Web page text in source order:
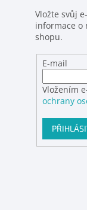
Vložte svůj
informace o
shopu.
E-mail
Vložením
ochrany